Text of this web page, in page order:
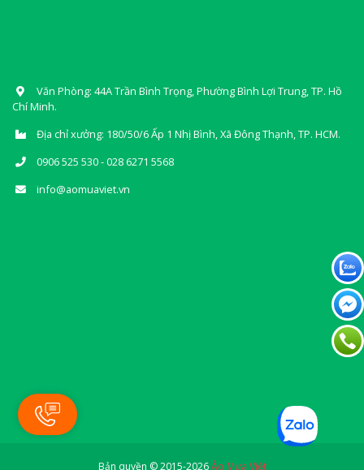
Văn Phòng: 44A Trần Bình Trọng, Phường Bình Lợi Trung, TP. Hồ
Chí Minh.
Địa chỉ xưởng: 180/50/6 Ấp 1 Nhị Bình, Xã Đông Thạnh, TP. HCM.
0906 525 530 - 028 6271 5568
info@aomuaviet.vn
Bản quyền © 2015-2026Áo Mưa Việt